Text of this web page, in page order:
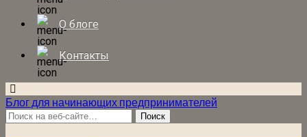
О блоге
Контакты
Блог для начинающих предпринимателей